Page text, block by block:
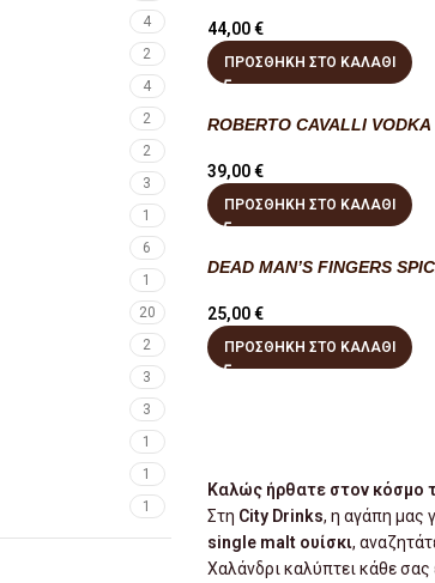
4
2
4
2
2
3
1
6
1
20
2
3
3
1
1
1
44,00€
ΠΡΟΣΘΉΚΗ ΣΤΟ ΚΑΛΆΘΙ
ROBERTO CAVALLI
39,00€
ΠΡΟΣΘΉΚΗ ΣΤΟ ΚΑΛΆΘΙ
DEAD MAN’S FINGERS
25,00€
ΠΡΟΣΘΉΚΗ ΣΤΟ ΚΑΛΆΘΙ
Καλώς ήρθατε στον κόσμο
Στη City Drinks, η αγάπη μας
single malt ουίσκι,
Χαλάνδρι καλύπτει κάθε σας